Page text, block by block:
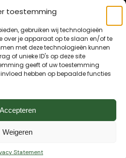
toestemming
gebruiken wij technologieën
over je apparaat op te slaan en/of te
met deze technologieën kunnen
of unieke ID's op deze site
geeft of uw toestemming
hebben op bepaalde functies
Accepteren
Weigeren
Statement
the latest trends and tips
healthy working by
newsletter.